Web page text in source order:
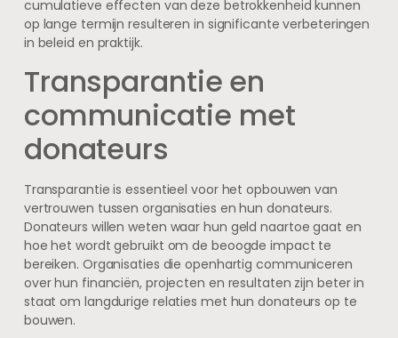
cumulatieve effecten van deze betrokkenheid kunnen
op lange termijn resulteren in significante verbeteringen
in beleid en praktijk.
Transparantie en
communicatie met
donateurs
Transparantie is essentieel voor het opbouwen van
vertrouwen tussen organisaties en hun donateurs.
Donateurs willen weten waar hun geld naartoe gaat en
hoe het wordt gebruikt om de beoogde impact te
bereiken. Organisaties die openhartig communiceren
over hun financiën, projecten en resultaten zijn beter in
staat om langdurige relaties met hun donateurs op te
bouwen.